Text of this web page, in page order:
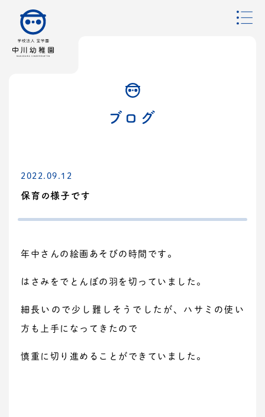
ブログ
2022.09.12
保育の様子です
年中さんの絵画あそびの時間です。
はさみをでとんぼの羽を切っていました。
細長いので少し難しそうでしたが、ハサミの使い
方も上手になってきたので
慎重に切り進めることができていました。